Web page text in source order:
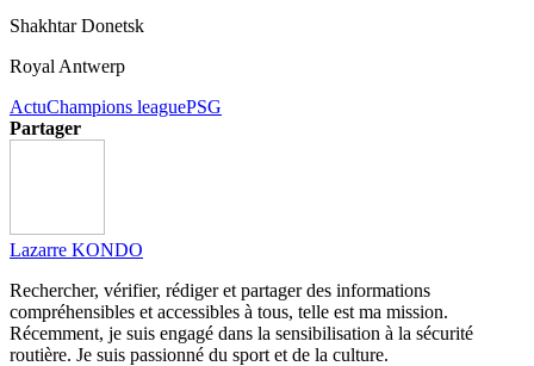
Shakhtar Donetsk
Royal Antwerp
ActuChampions leaguePSG
Partager
Lazarre KONDO
Rechercher, vérifier, rédiger et partager des informations
compréhensibles et accessibles à tous, telle est ma mission.
Récemment, je suis engagé dans la sensibilisation à la sécurité
routière. Je suis passionné du sport et de la culture.